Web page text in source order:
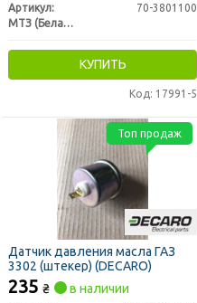
Артикул:
70-3801100
МТЗ (Беларусь)
КУПИТЬ
Код: 17991-5
Датчик давления масла ГАЗ
3302 (штекер) (DECARO)
235 ₴ в наличии
Топ продаж